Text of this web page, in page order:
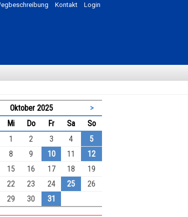
Login
Kontakt
Oktober 2025
>
Mittwoch
Donnerstag
FreitagSamstag
Sonntag
1
2 3 4
5
8 9 10 11
12
15 16 17 18
19
22 23 24 25
26
29 30 31